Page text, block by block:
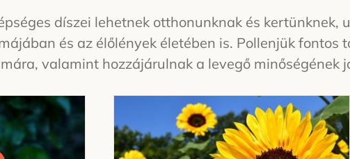
díszei lehetnek otthonunknak és kertünknek,
és az élőlények életében is. Pollenjük fontos
valamint hozzájárulnak a levegő minőségének